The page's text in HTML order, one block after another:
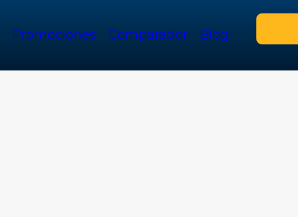
Promociones Comparador Blog